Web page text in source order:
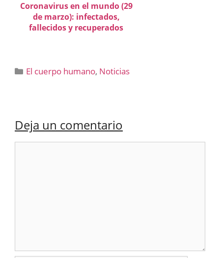
Coronavirus en el mundo (29
de marzo): infectados,
fallecidos y recuperados
Categorías
El cuerpo humano, Noticias
Deja un comentario